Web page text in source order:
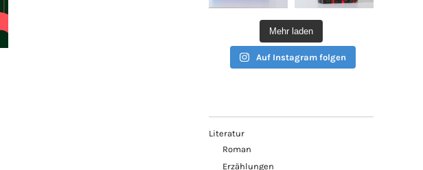
Mehr laden
Auf Instagram folgen
Literatur
Roman
Erzählungen